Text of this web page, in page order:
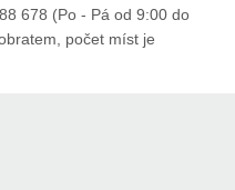
678 (Po - Pá od 9:00 do
počet míst je